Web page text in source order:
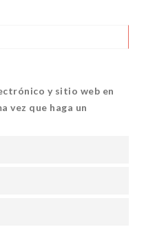
y sitio web en
vez que haga un